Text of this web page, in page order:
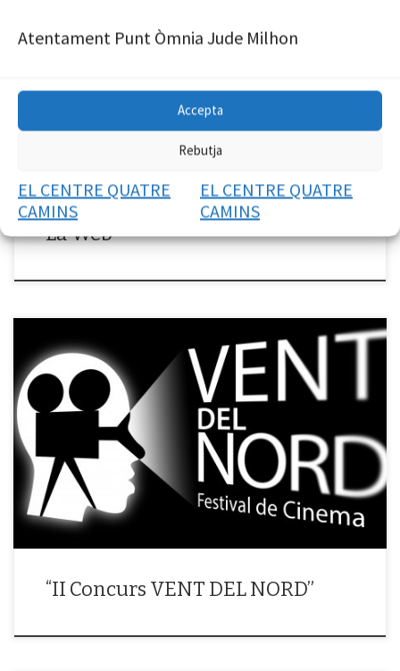
Atentament Punt Òmnia Jude Milhon
Accepta
Rebutja
EL CENTRE QUATRE
CAMINS
EL CENTRE QUATRE
CAMINS
va veure que això de la productivitat efectiva d’alguns alumnes no era
La Web
Participem al Concurs VENT DEL NORD Participem en el II Concurs de
Curtmetratges dins del III Festival de Cinema i Audiovisual – Vent del
Nord Centres Penitenciaris de Catalunya, a través del Espai Òmnia i el
talent dels nostres participants. […]
“II Concurs VENT DEL NORD”